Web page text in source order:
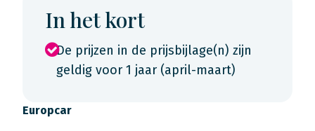
In het kort
De prijzen in de prijsbijlage(n) zijn
geldig voor 1 jaar (april-maart)
Europcar